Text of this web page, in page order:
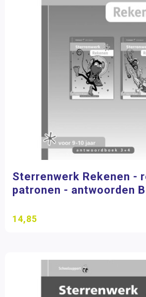
Sterrenwerk Rekenen -
patronen - antwoorden
14,85